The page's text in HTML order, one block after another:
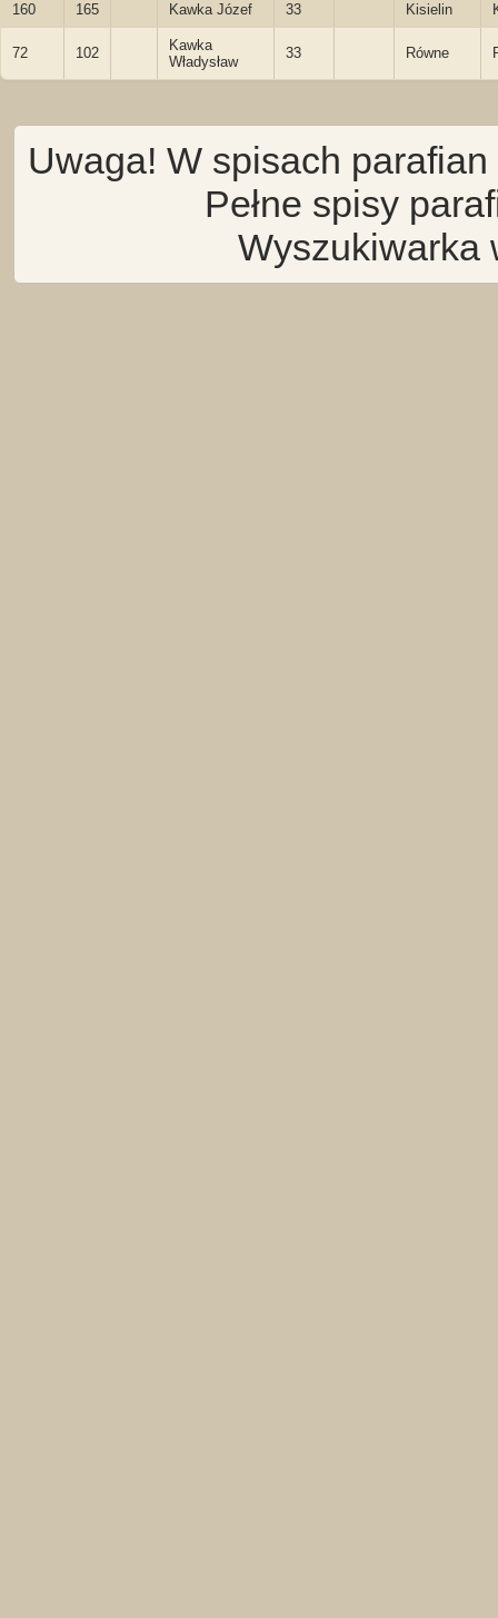
160 165 Kawka Józef 33 Kisielin
72 102
Kawka
Władysław
33 Równe
Uwaga! W spisach
Pełne spisy
Wyszukiwarka